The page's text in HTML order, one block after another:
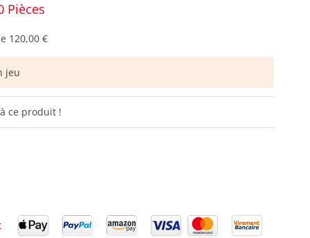
Pièces
120,00 €
jeu
ce produit !